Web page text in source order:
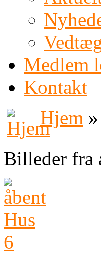
Medlem
Kontakt
Hjem »
Billeder fra